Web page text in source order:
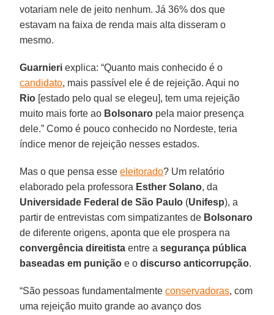
votariam nele de jeito nenhum. Já 36% dos que
estavam na faixa de renda mais alta disseram o
mesmo.
Guarnieri explica: “Quanto mais conhecido é o
candidato, mais passível ele é de rejeição. Aqui no
Rio [estado pelo qual se elegeu], tem uma rejeição
muito mais forte ao Bolsonaro pela maior presença
dele.” Como é pouco conhecido no Nordeste, teria
índice menor de rejeição nesses estados.
Mas o que pensa esseeleitorado? Um relatório
elaborado pela professora Esther Solano, da
Universidade Federal de São Paulo (Unifesp), a
partir de entrevistas com simpatizantes de Bolsonaro
de diferente origens, aponta que ele prospera na
convergência direitista entre asegurança pública
baseadas em punição e odiscurso anticorrupção.
“São pessoas fundamentalmenteconservadoras, com
uma rejeição muito grande ao avanço dos